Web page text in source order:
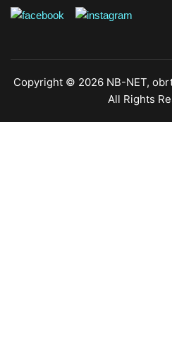
Copyright © 2026 NB-NET,
All Rights